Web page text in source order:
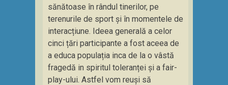
sănătoase în rândul tinerilor, pe
terenurile de sport și în momentele de
interacțiune. Ideea generală a celor
cinci țări participante a fost aceea de
a educa populația inca de la o vâstă
fragedă in spiritul toleranței și a fair-
play-ului. Astfel vom reuși să